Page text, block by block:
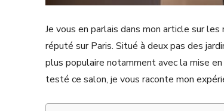
Je vous en parlais dans mon article sur
réputé sur Paris. Situé à deux pas des
plus populaire notamment avec la mise
testé ce salon, je vous raconte mon